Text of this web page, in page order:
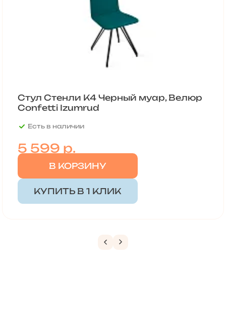
Стул Стенли К4 Черный муар, Велюр
Confetti Izumrud
Есть в наличии
5 599 р.
В КОРЗИНУ
КУПИТЬ В 1 КЛИК